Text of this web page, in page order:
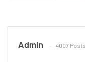
Admin 4007 Posts